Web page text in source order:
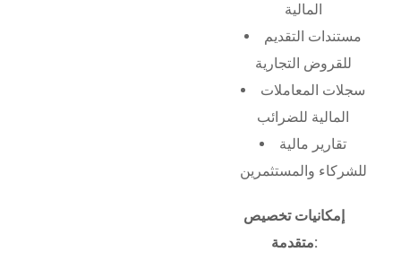
المالية
مستندات التقديم
للقروض التجارية
سجلات المعاملات
المالية للضرائب
تقارير مالية
للشركاء والمستثمرين
إمكانيات تخصيص
متقدمة: